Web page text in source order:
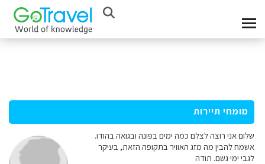
מומחי תיירות
שלום אני רוצה לצלם כמה ימים בפונה ובגואה בהודו.
אשמח להבין מה מזג האוויר בתקופה הזאת, בעיקר
לגבי ימי גשם. תודה